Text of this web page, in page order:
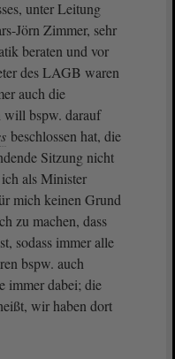
unter Leitung
Jörn Zimmer, sehr
beraten und vor
des LAGB waren
auch die
will bspw. darauf
beschlossen hat, die
Sitzung nicht
als Minister
mich keinen Grund
zu machen, dass
sodass immer alle
bspw. auch
immer dabei; die
wir haben dort